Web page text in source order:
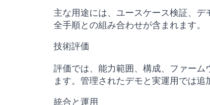
主な用途には、ユースケース検証、
全手順との組み合わせが含まれます。
技術評価
評価では、能力範囲、構成、ファー
ます。管理されたデモと実運用では追
統合と運用